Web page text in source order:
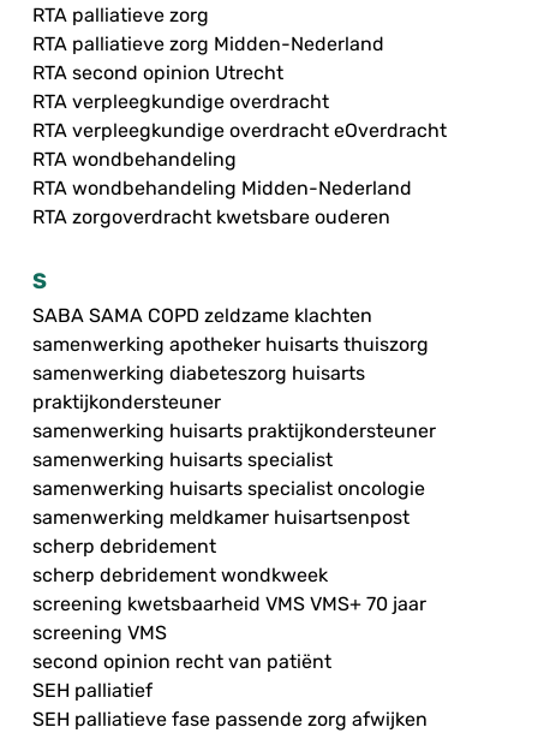
RTA palliatieve zorg
RTA palliatieve zorg Midden-Nederland
RTA second opinion Utrecht
RTA verpleegkundige overdracht
RTA verpleegkundige overdracht eOverdracht
RTA wondbehandeling
RTA wondbehandeling Midden-Nederland
RTA zorgoverdracht kwetsbare ouderen
S
SABA SAMA COPD zeldzame klachten
samenwerking apotheker huisarts thuiszorg
samenwerking diabeteszorg huisarts
praktijkondersteuner
samenwerking huisarts praktijkondersteuner
samenwerking huisarts specialist
samenwerking huisarts specialist oncologie
samenwerking meldkamer huisartsenpost
scherp debridement
scherp debridement wondkweek
screening kwetsbaarheid VMS VMS+ 70 jaar
screening VMS
second opinion recht van patiënt
SEH palliatief
SEH palliatieve fase passende zorg afwijken